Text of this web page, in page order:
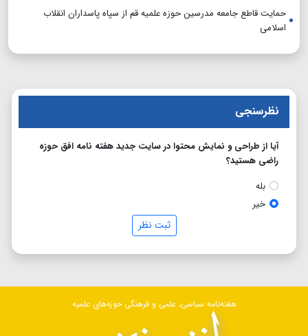
حمایت قاطع جامعه مدرسین حوزه علمیه قم از سپاه پاسداران انقلاب
اسلامی
نظرسنجی
آیا از طراحی و نمایش محتوا در سایت جدید هفته نامه افق حوزه
راضی هستید؟
بله
خیر
ثبت نظر
هفته‌نامه سیاسی، علمی و فرهنگی حوزه‌های علمیه